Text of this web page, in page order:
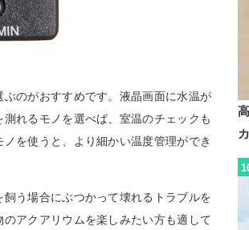
のがおすすめです。液晶画面に水温が
れるモノを選べば、室温のチェックも
を使うと、より細かい温度管理ができ
う場合にぶつかって壊れるトラブルを
アクアリウムを楽しみたい方も適して